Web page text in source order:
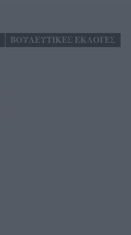
ΒΟΥΛΕΥΤΙΚΕΣ ΕΚΛΟΓΕΣ